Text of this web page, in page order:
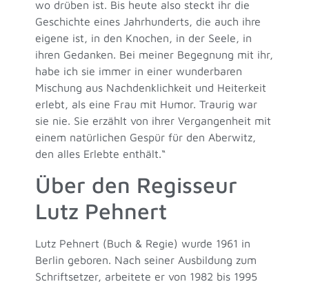
wo drüben ist. Bis heute also steckt ihr die
Geschichte eines Jahrhunderts, die auch ihre
eigene ist, in den Knochen, in der Seele, in
ihren Gedanken. Bei meiner Begegnung mit ihr,
habe ich sie immer in einer wunderbaren
Mischung aus Nachdenklichkeit und Heiterkeit
erlebt, als eine Frau mit Humor. Traurig war
sie nie. Sie erzählt von ihrer Vergangenheit mit
einem natürlichen Gespür für den Aberwitz,
den alles Erlebte enthält.“
Über den Regisseur
Lutz Pehnert
Lutz Pehnert (Buch & Regie) wurde 1961 in
Berlin geboren. Nach seiner Ausbildung zum
Schriftsetzer, arbeitete er von 1982 bis 1995